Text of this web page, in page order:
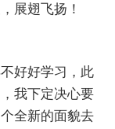
展翅飞扬！
好好学习，此
我下定决心要
全新的面貌去